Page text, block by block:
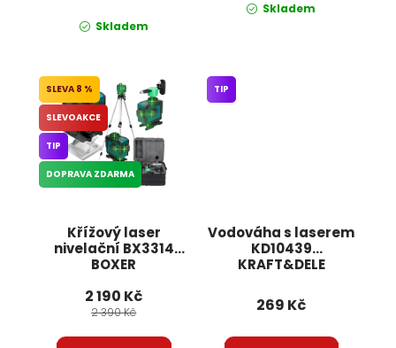
Skladem
Skladem
Křížový laser
nivelační BX3314
BOXER
8 %
SLEVOAKCE
TIP
DOPRAVA ZDARMA
2 190 Kč
2 390 Kč
Vodováha s laserem
KD10439
KRAFT&DELE
TIP
269 Kč